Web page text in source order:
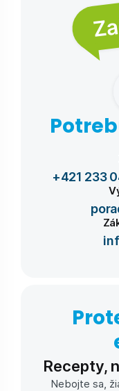
+421 233
Recepty,
Nebojte sa,